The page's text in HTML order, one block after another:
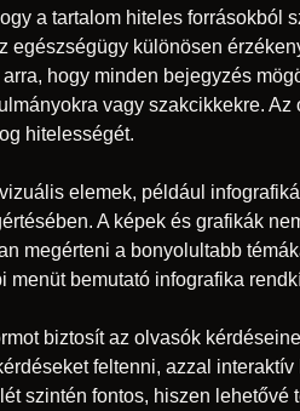
a tartalom hiteles forrásokból
különösen
hogy minden bejegyzés
vagy szakcikkekre. Az
hitelességét.
elemek, például
A képek és grafikák
megérteni a bonyolultabb
bemutató infografika
biztosít az olvasók
feltenni, azzal
szintén fontos, hiszen lehetővé